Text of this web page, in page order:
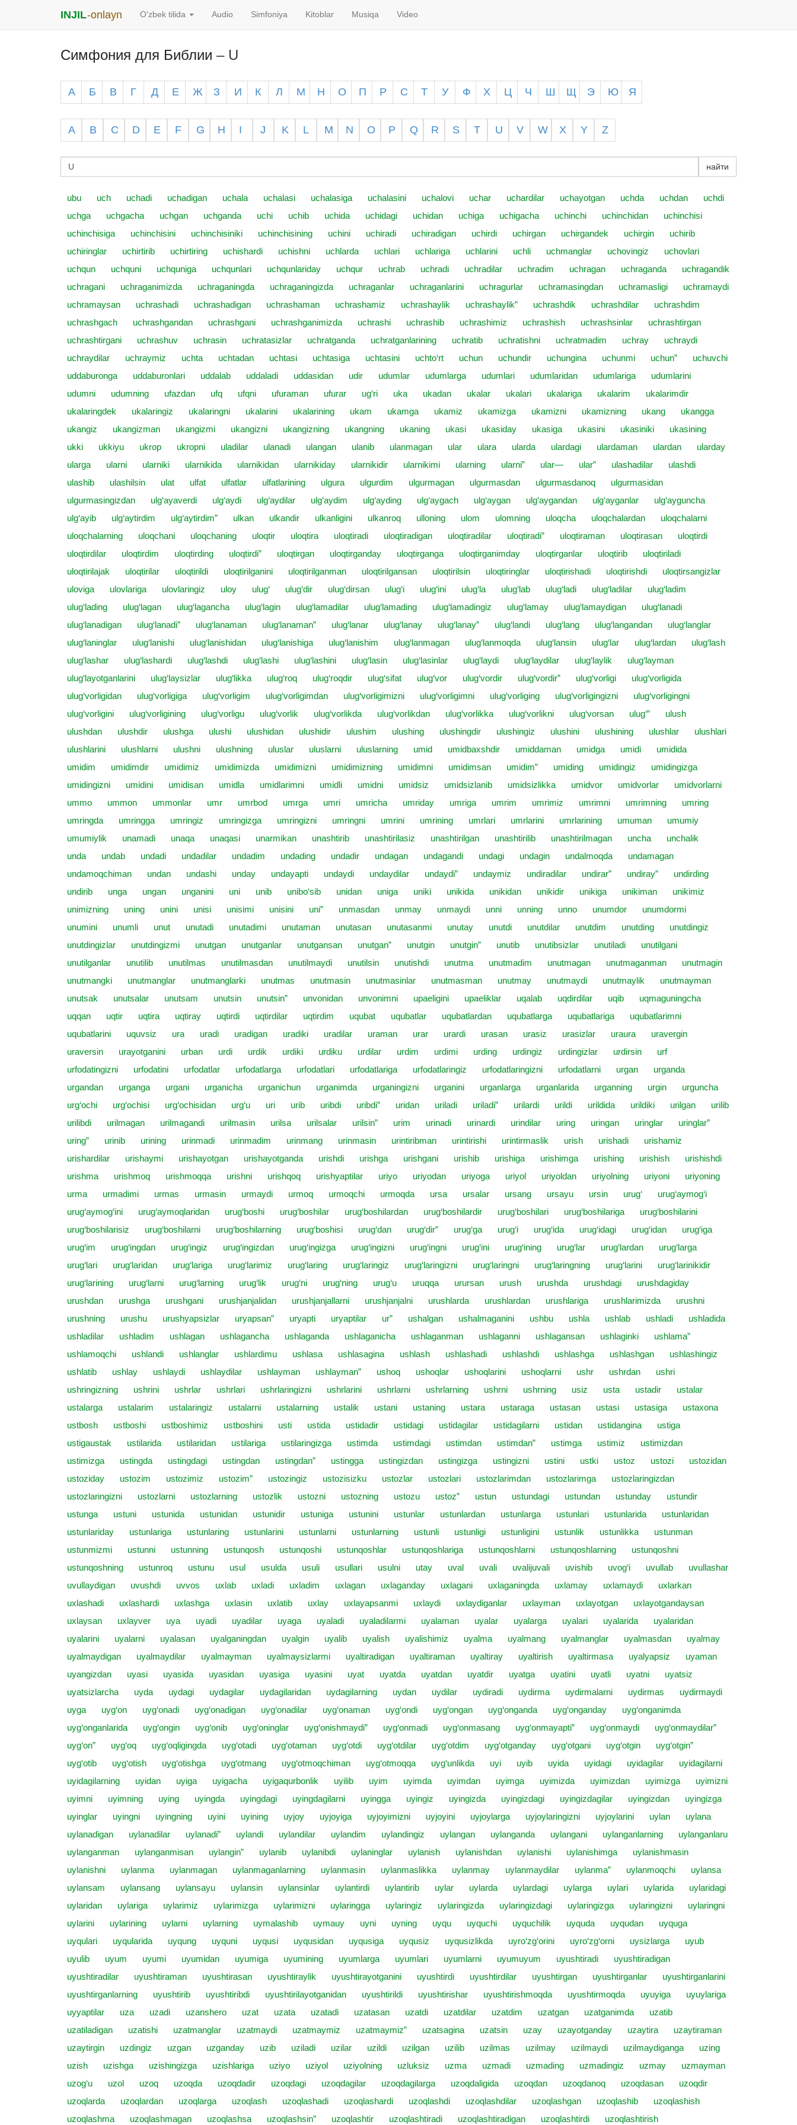
INJIL-onlayn O'zbek tilida Audio Simfoniya Kitoblar Musiqa Video
Симфония для Библии – U
А Б В Г Д Е Ж З И К Л М Н О П Р С Т У Ф Х Ц Ч Ш Щ Э Ю Я
A B C D E F G H I J K L M N O P Q R S T U V W X Y Z
найти
ubu uch uchadi uchadigan uchala uchalasi uchalasiga uchalasini uchalovi uchar uchardilar uchayotgan uchda uchdan
uchdi
uchga
uchgacha uchgan uchganda uchi uchib uchida uchidagi uchidan uchiga uchigacha uchinchi uchinchidan
uchinchisi
uchinchisiga
uchinchisini uchinchisiniki uchinchisining uchini uchiradi uchiradigan uchirdi uchirgan uchirgandek uchirgin
uchirib
uchiringlar
uchirtirib uchirtiring uchishardi uchishni uchlarda uchlari uchlariga uchlarini uchli uchmanglar uchovingiz
uchovlari
uchqun
uchquni uchquniga uchqunlari uchqunlariday uchqur uchrab uchradi uchradilar uchradim uchragan uchraganda
uchragandik
uchragani
uchraganimizda uchraganingda uchraganingizda uchraganlar uchraganlarini uchragurlar uchramasingdan uchramasligi
uchramaydi
uchramaysan
uchrashadi uchrashadigan uchrashaman uchrashamiz uchrashaylik uchrashaylik” uchrashdik uchrashdilar
uchrashdim
uchrashgach
uchrashgandan uchrashgani uchrashganimizda uchrashi uchrashib uchrashimiz uchrashish uchrashsinlar
uchrashtirgan
uchrashtirgani
uchrashuv uchrasin uchratasizlar uchratganda uchratganlarining uchratib uchratishni uchratmadim uchray
uchraydi
uchraydilar
uchraymiz uchta uchtadan uchtasi uchtasiga uchtasini uchto‘rt uchun uchundir uchungina uchunmi uchun”
uchuvchi
uddaburonga
uddaburonlari uddalab uddaladi uddasidan udir udumlar udumlarga udumlari udumlaridan udumlariga
udumlarini
udumni
udumning ufazdan ufq ufqni ufuraman ufurar ug‘ri uka ukadan ukalar ukalari ukalariga ukalarim
ukalarimdir
ukalaringdek
ukalaringiz ukalaringni ukalarini ukalarining ukam ukamga ukamiz ukamizga ukamizni ukamizning ukang
ukangga
ukangiz
ukangizman ukangizmi ukangizni ukangizning ukangning ukaning ukasi ukasiday ukasiga ukasini ukasiniki
ukasining
ukki
ukkiyu ukrop ukropni uladilar ulanadi ulangan ulanib ulanmagan ular ulara ularda ulardagi ulardaman ulardan
ularday
ularga
ularni ularniki ularnikida ularnikidan ularnikiday ularnikidir ularnikimi ularning ularni” ular— ular” ulashadilar
ulashdi
ulashib
ulashilsin ulat ulfat ulfatlar ulfatlarining ulgura ulgurdim ulgurmagan ulgurmasdan ulgurmasdanoq
ulgurmasidan
ulgurmasingizdan
ulg‘ayaverdi ulg‘aydi ulg‘aydilar ulg‘aydim ulg‘ayding ulg‘aygach ulg‘aygan ulg‘aygandan ulg‘ayganlar
ulg‘ayguncha
ulg‘ayib
ulg‘aytirdim ulg‘aytirdim” ulkan ulkandir ulkanligini ulkanroq ulloning ulom ulomning uloqcha uloqchalardan
uloqchalarni
uloqchalarning
uloqchani uloqchaning uloqtir uloqtira uloqtiradi uloqtiradigan uloqtiradilar uloqtiradi” uloqtiraman uloqtirasan
uloqtirdi
uloqtirdilar
uloqtirdim uloqtirding uloqtirdi” uloqtirgan uloqtirganday uloqtirganga uloqtirganimday uloqtirganlar uloqtirib
uloqtiriladi
uloqtirilajak
uloqtirilar uloqtirildi uloqtirilganini uloqtirilganman uloqtirilgansan uloqtirilsin uloqtiringlar uloqtirishadi uloqtirishdi
uloqtirsangizlar
uloviga
ulovlariga ulovlaringiz uloy ulug‘ ulug‘dir ulug‘dirsan ulug‘i ulug‘ini ulug‘la ulug‘lab ulug‘ladi ulug‘ladilar
ulug‘ladim
ulug‘lading
ulug‘lagan ulug‘lagancha ulug‘lagin ulug‘lamadilar ulug‘lamading ulug‘lamadingiz ulug‘lamay ulug‘lamaydigan
ulug‘lanadi
ulug‘lanadigan
ulug‘lanadi” ulug‘lanaman ulug‘lanaman” ulug‘lanar ulug‘lanay ulug‘lanay” ulug‘landi ulug‘lang ulug‘langandan
ulug‘langlar
ulug‘laninglar
ulug‘lanishi ulug‘lanishidan ulug‘lanishiga ulug‘lanishim ulug‘lanmagan ulug‘lanmoqda ulug‘lansin ulug‘lar ulug‘lardan
ulug‘lash
ulug‘lashar
ulug‘lashardi ulug‘lashdi ulug‘lashi ulug‘lashini ulug‘lasin ulug‘lasinlar ulug‘laydi ulug‘laydilar ulug‘laylik
ulug‘layman
ulug‘layotganlarini
ulug‘laysizlar ulug‘likka ulug‘roq ulug‘roqdir ulug‘sifat ulug‘vor ulug‘vordir ulug‘vordir” ulug‘vorligi
ulug‘vorligida
ulug‘vorligidan
ulug‘vorligiga ulug‘vorligim ulug‘vorligimdan ulug‘vorligimizni ulug‘vorligimni ulug‘vorliging ulug‘vorligingizni
ulug‘vorligingni
ulug‘vorligini
ulug‘vorligining ulug‘vorligu ulug‘vorlik ulug‘vorlikda ulug‘vorlikdan ulug‘vorlikka ulug‘vorlikni ulug‘vorsan ulug‘”
ulush
ulushdan
ulushdir ulushga ulushi ulushidan ulushidir ulushim ulushing ulushingdir ulushingiz ulushini ulushining ulushlar
ulushlari
ulushlarini
ulushlarni ulushni ulushning uluslar uluslarni uluslarning umid umidbaxshdir umiddaman umidga umidi
umidida
umidim
umidimdir umidimiz umidimizda umidimizni umidimizning umidimni umidimsan umidim” umiding umidingiz
umidingizga
umidingizni
umidini umidisan umidla umidlarimni umidli umidni umidsiz umidsizlanib umidsizlikka umidvor umidvorlar
umidvorlarni
ummo
ummon ummonlar umr umrbod umrga umri umricha umriday umriga umrim umrimiz umrimni umrimning
umring
umringda
umringga umringiz umringizga umringizni umringni umrini umrining umrlari umrlarini umrlarining umuman
umumiy
umumiylik
unamadi unaqa unaqasi unarmikan unashtirib unashtirilasiz unashtirilgan unashtirilib unashtirilmagan uncha
unchalik
unda
undab undadi undadilar undadim undading undadir undagan undagandi undagi undagin undalmoqda
undamagan
undamoqchiman
undan undashi unday undayapti undaydi undaydilar undaydi” undaymiz undiradilar undirar” undiray”
undirding
undirib
unga ungan unganini uni unib unibo‘sib unidan uniga uniki unikida unikidan unikidir unikiga unikiman
unikimiz
unimizning
uning unini unisi unisimi unisini uni” unmasdan unmay unmaydi unni unning unno unumdor
unumdormi
unumini
unumli unut unutadi unutadimi unutaman unutasan unutasanmi unutay unutdi unutdilar unutdim unutding
unutdingiz
unutdingizlar
unutdingizmi unutgan unutganlar unutgansan unutgan” unutgin unutgin” unutib unutibsizlar unutiladi
unutilgani
unutilganlar
unutilib unutilmas unutilmasdan unutilmaydi unutilsin unutishdi unutma unutmadim unutmagan unutmaganman
unutmagin
unutmangki
unutmanglar unutmanglarki unutmas unutmasin unutmasinlar unutmasman unutmay unutmaydi unutmaylik
unutmayman
unutsak
unutsalar unutsam unutsin unutsin” unvonidan unvonimni upaeligini upaeliklar uqalab uqdirdilar uqib
uqmaguningcha
uqqan
uqtir uqtira uqtiray uqtirdi uqtirdilar uqtirdim uqubat uqubatlar uqubatlardan uqubatlarga uqubatlariga
uqubatlarimni
uqubatlarini
uquvsiz ura uradi uradigan uradiki uradilar uraman urar urardi urasan urasiz urasizlar uraura
uravergin
uraversin
urayotganini urban urdi urdik urdiki urdiku urdilar urdim urdimi urding urdingiz urdingizlar urdirsin
urf
urfodatingizni
urfodatini urfodatlar urfodatlarga urfodatlari urfodatlariga urfodatlaringiz urfodatlaringizni urfodatlarni urgan
urganda
urgandan
urganga urgani urganicha urganichun urganimda urganingizni urganini urganlarga urganlarida urganning urgin
urguncha
urg‘ochi
urg‘ochisi urg‘ochisidan urg‘u uri urib uribdi uribdi” uridan uriladi uriladi” urilardi urildi urildida urildiki urilgan
urilib
urilibdi
urilmagan urilmagandi urilmasin urilsa urilsalar urilsin” urim urinadi urinardi urindilar uring uringan uringlar
uringlar”
uring”
urinib urining urinmadi urinmadim urinmang urinmasin urintiribman urintirishi urintirmaslik urish urishadi
urishamiz
urishardilar
urishaymi urishayotgan urishayotganda urishdi urishga urishgani urishib urishiga urishimga urishing urishish
urishishdi
urishma
urishmoq urishmoqqa urishni urishqoq urishyaptilar uriyo uriyodan uriyoga uriyol uriyoldan uriyolning uriyoni
uriyoning
urma
urmadimi urmas urmasin urmaydi urmoq urmoqchi urmoqda ursa ursalar ursang ursayu ursin urug‘
urug‘aymog‘i
urug‘aymog‘ini
urug‘aymoqlaridan urug‘boshi urug‘boshilar urug‘boshilardan urug‘boshilardir urug‘boshilari urug‘boshilariga
urug‘boshilarini
urug‘boshilarisiz
urug‘boshilarni urug‘boshilarning urug‘boshisi urug‘dan urug‘dir” urug‘ga urug‘i urug‘ida urug‘idagi urug‘idan
urug‘iga
urug‘im
urug‘ingdan urug‘ingiz urug‘ingizdan urug‘ingizga urug‘ingizni urug‘ingni urug‘ini urug‘ining urug‘lar urug‘lardan
urug‘larga
urug‘lari
urug‘laridan urug‘lariga urug‘larimiz urug‘laring urug‘laringiz urug‘laringizni urug‘laringni urug‘laringning urug‘larini
urug‘larinikidir
urug‘larining
urug‘larni urug‘larning urug‘lik urug‘ni urug‘ning urug‘u uruqqa urursan urush urushda urushdagi
urushdagiday
urushdan
urushga urushgani urushjanjalidan urushjanjallarni urushjanjalni urushlarda urushlardan urushlariga urushlarimizda
urushni
urushning
urushu urushyapsizlar uryapsan” uryapti uryaptilar ur” ushalgan ushalmaganini ushbu ushla ushlab ushladi
ushladida
ushladilar
ushladim ushlagan ushlagancha ushlaganda ushlaganicha ushlaganman ushlaganni ushlagansan ushlaginki
ushlama”
ushlamoqchi
ushlandi ushlanglar ushlardimu ushlasa ushlasagina ushlash ushlashadi ushlashdi ushlashga ushlashgan
ushlashingiz
ushlatib
ushlay ushlaydi ushlaydilar ushlayman ushlayman” ushoq ushoqlar ushoqlarini ushoqlarni ushr ushrdan
ushri
ushringizning
ushrini ushrlar ushrlari ushrlaringizni ushrlarini ushrlarni ushrlarning ushrni ushrning usiz usta ustadir
ustalar
ustalarga
ustalarim ustalaringiz ustalarni ustalarning ustalik ustani ustaning ustara ustaraga ustasan ustasi ustasiga
ustaxona
ustbosh
ustboshi ustboshimiz ustboshini usti ustida ustidadir ustidagi ustidagilar ustidagilarni ustidan ustidangina
ustiga
ustigaustak
ustilarida ustilaridan ustilariga ustilaringizga ustimda ustimdagi ustimdan ustimdan” ustimga ustimiz
ustimizdan
ustimizga
ustingda ustingdagi ustingdan ustingdan” ustingga ustingizdan ustingizga ustingizni ustini ustki ustoz ustozi
ustozidan
ustoziday
ustozim ustozimiz ustozim” ustozingiz ustozisizku ustozlar ustozlari ustozlarimdan ustozlarimga
ustozlaringizdan
ustozlaringizni
ustozlarni ustozlarning ustozlik ustozni ustozning ustozu ustoz” ustun ustundagi ustundan ustunday
ustundir
ustunga
ustuni ustunida ustunidan ustunidir ustuniga ustunini ustunlar ustunlardan ustunlarga ustunlari ustunlarida
ustunlaridan
ustunlariday
ustunlariga ustunlaring ustunlarini ustunlarni ustunlarning ustunli ustunligi ustunligini ustunlik ustunlikka
ustunman
ustunmizmi
ustunni ustunning ustunqosh ustunqoshi ustunqoshlar ustunqoshlariga ustunqoshlarni ustunqoshlarning
ustunqoshni
ustunqoshning
ustunroq ustunu usul usulda usuli usullari usulni utay uval uvali uvalijuvali uvishib uvog‘i uvullab
uvullashar
uvullaydigan
uvushdi uvvos uxlab uxladi uxladim uxlagan uxlaganday uxlagani uxlaganingda uxlamay uxlamaydi
uxlarkan
uxlashadi
uxlashardi uxlashga uxlasin uxlatib uxlay uxlayapsanmi uxlaydi uxlaydiganlar uxlayman uxlayotgan
uxlayotgandaysan
uxlaysan
uxlayver uya uyadi uyadilar uyaga uyaladi uyaladilarmi uyalaman uyalar uyalarga uyalari uyalarida
uyalaridan
uyalarini
uyalarni uyalasan uyalganingdan uyalgin uyalib uyalish uyalishimiz uyalma uyalmang uyalmanglar uyalmasdan
uyalmay
uyalmaydigan
uyalmaydilar uyalmayman uyalmaysizlarmi uyaltiradigan uyaltiraman uyaltiray uyaltirish uyaltirmasa uyalyapsiz
uyaman
uyangizdan
uyasi uyasida uyasidan uyasiga uyasini uyat uyatda uyatdan uyatdir uyatga uyatini uyatli uyatni
uyatsiz
uyatsizlarcha
uyda uydagi uydagilar uydagilaridan uydagilarning uydan uydilar uydiradi uydirma uydirmalarni uydirmas
uydirmaydi
uyga
uyg‘on uyg‘onadi uyg‘onadigan uyg‘onadilar uyg‘onaman uyg‘ondi uyg‘ongan uyg‘onganda uyg‘onganday
uyg‘onganimda
uyg‘onganlarida
uyg‘ongin uyg‘onib uyg‘oninglar uyg‘onishmaydi” uyg‘onmadi uyg‘onmasang uyg‘onmayapti” uyg‘onmaydi
uyg‘onmaydilar”
uyg‘on”
uyg‘oq uyg‘oqligingda uyg‘otadi uyg‘otaman uyg‘otdi uyg‘otdilar uyg‘otdim uyg‘otganday uyg‘otgani uyg‘otgin
uyg‘otgin”
uyg‘otib
uyg‘otish uyg‘otishga uyg‘otmang uyg‘otmoqchiman uyg‘otmoqqa uyg‘unlikda uyi uyib uyida uyidagi uyidagilar
uyidagilarni
uyidagilarning
uyidan uyiga uyigacha uyigaqurbonlik uyilib uyim uyimda uyimdan uyimga uyimizda uyimizdan uyimizga
uyimizni
uyimni
uyimning uying uyingda uyingdagi uyingdagilarni uyingga uyingiz uyingizda uyingizdagi uyingizdagilar uyingizdan
uyingizga
uyinglar
uyingni uyingning uyini uyining uyjoy uyjoyiga uyjoyimizni uyjoyini uyjoylarga uyjoylaringizni uyjoylarini uylan
uylana
uylanadigan
uylanadilar uylanadi” uylandi uylandilar uylandim uylandingiz uylangan uylanganda uylangani uylanganlarning
uylanganlaru
uylanganman
uylanganmisan uylangin” uylanib uylanibdi uylaninglar uylanish uylanishdan uylanishi uylanishimga
uylanishmasin
uylanishni
uylanma uylanmagan uylanmaganlarning uylanmasin uylanmaslikka uylanmay uylanmaydilar uylanma” uylanmoqchi
uylansa
uylansam
uylansang uylansayu uylansin uylansinlar uylantirdi uylantirib uylar uylarda uylardagi uylarga uylari uylarida
uylaridagi
uylaridan
uylariga uylarimiz uylarimizga uylarimizni uylaringga uylaringiz uylaringizda uylaringizdagi uylaringizga uylaringizni
uylaringni
uylarini
uylarining uylarni uylarning uymalashib uymauy uyni uyning uyqu uyquchi uyquchilik uyquda uyqudan
uyquga
uyqulari
uyqularida uyqung uyquni uyqusi uyqusidan uyqusiga uyqusiz uyqusizlikda uyro‘zg‘orini uyro‘zg‘orni uysizlarga
uyub
uyulib
uyum uyumi uyumidan uyumiga uyumining uyumlarga uyumlari uyumlarni uyumuyum uyushtiradi
uyushtiradigan
uyushtiradilar
uyushtiraman uyushtirasan uyushtiraylik uyushtirayotganini uyushtirdi uyushtirdilar uyushtirgan uyushtirganlar
uyushtirganlarini
uyushtirganlarning
uyushtirib uyushtiribdi uyushtirilayotganidan uyushtirildi uyushtirishar uyushtirishmoqda uyushtirmoqda uyuyiga
uyuylariga
uyyaptilar
uza uzadi uzanshero uzat uzata uzatadi uzatasan uzatdi uzatdilar uzatdim uzatgan uzatganimda
uzatib
uzatiladigan
uzatishi uzatmanglar uzatmaydi uzatmaymiz uzatmaymiz” uzatsagina uzatsin uzay uzayotganday uzaytira
uzaytiraman
uzaytirgin
uzdingiz uzgan uzganday uzib uziladi uzilar uzildi uzilgan uzilib uzilmas uzilmay uzilmaydi uzilmaydiganga
uzing
uzish
uzishga uzishingizga uzishlariga uziyo uziyol uziyolning uzluksiz uzma uzmadi uzmading uzmadingiz uzmay
uzmayman
uzog‘u
uzol uzoq uzoqda uzoqdadir uzoqdagi uzoqdagilar uzoqdagilarga uzoqdaligida uzoqdan uzoqdanoq uzoqdasan
uzoqdir
uzoqlarda
uzoqlardan uzoqlarga uzoqlash uzoqlashadi uzoqlashardi uzoqlashdi uzoqlashdilar uzoqlashgan uzoqlashib
uzoqlashish
uzoqlashma
uzoqlashmagan uzoqlashsa uzoqlashsin” uzoqlashtir uzoqlashtiradi uzoqlashtiradigan uzoqlashtirdi uzoqlashtirish